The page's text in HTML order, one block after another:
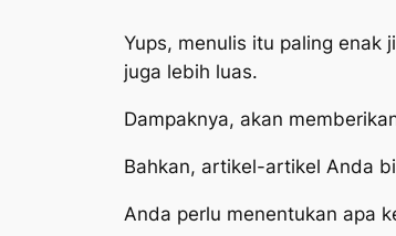
Yups, menulis itu paling enak
juga lebih luas.
Dampaknya, akan
Bahkan, artikel-artikel Anda
Anda perlu menentukan apa